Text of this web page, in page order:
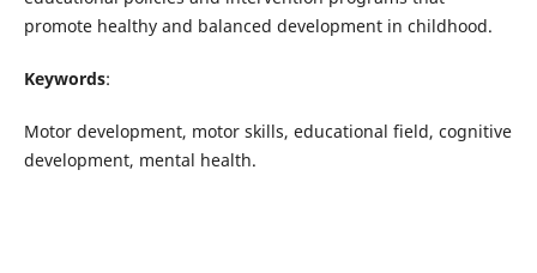
promote healthy and balanced development in childhood.
Keywords:
Motor development, motor skills, educational field, cognitive
development, mental health.